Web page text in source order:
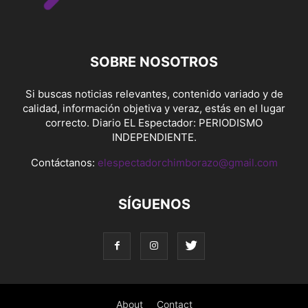
SOBRE NOSOTROS
Si buscas noticias relevantes, contenido variado y de
calidad, información objetiva y veraz, estás en el lugar
correcto. Diario EL Espectador: PERIODISMO
INDEPENDIENTE.
Contáctanos: elespectadorchimborazo@gmail.com
SÍGUENOS
About Contact